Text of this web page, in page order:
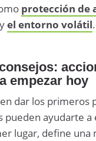
protección de
yel entorno volátil.
empezar hoy
dar los primeros
pueden ayudarte a
lugar, define una